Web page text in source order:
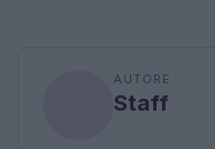
AUTORE
Staff